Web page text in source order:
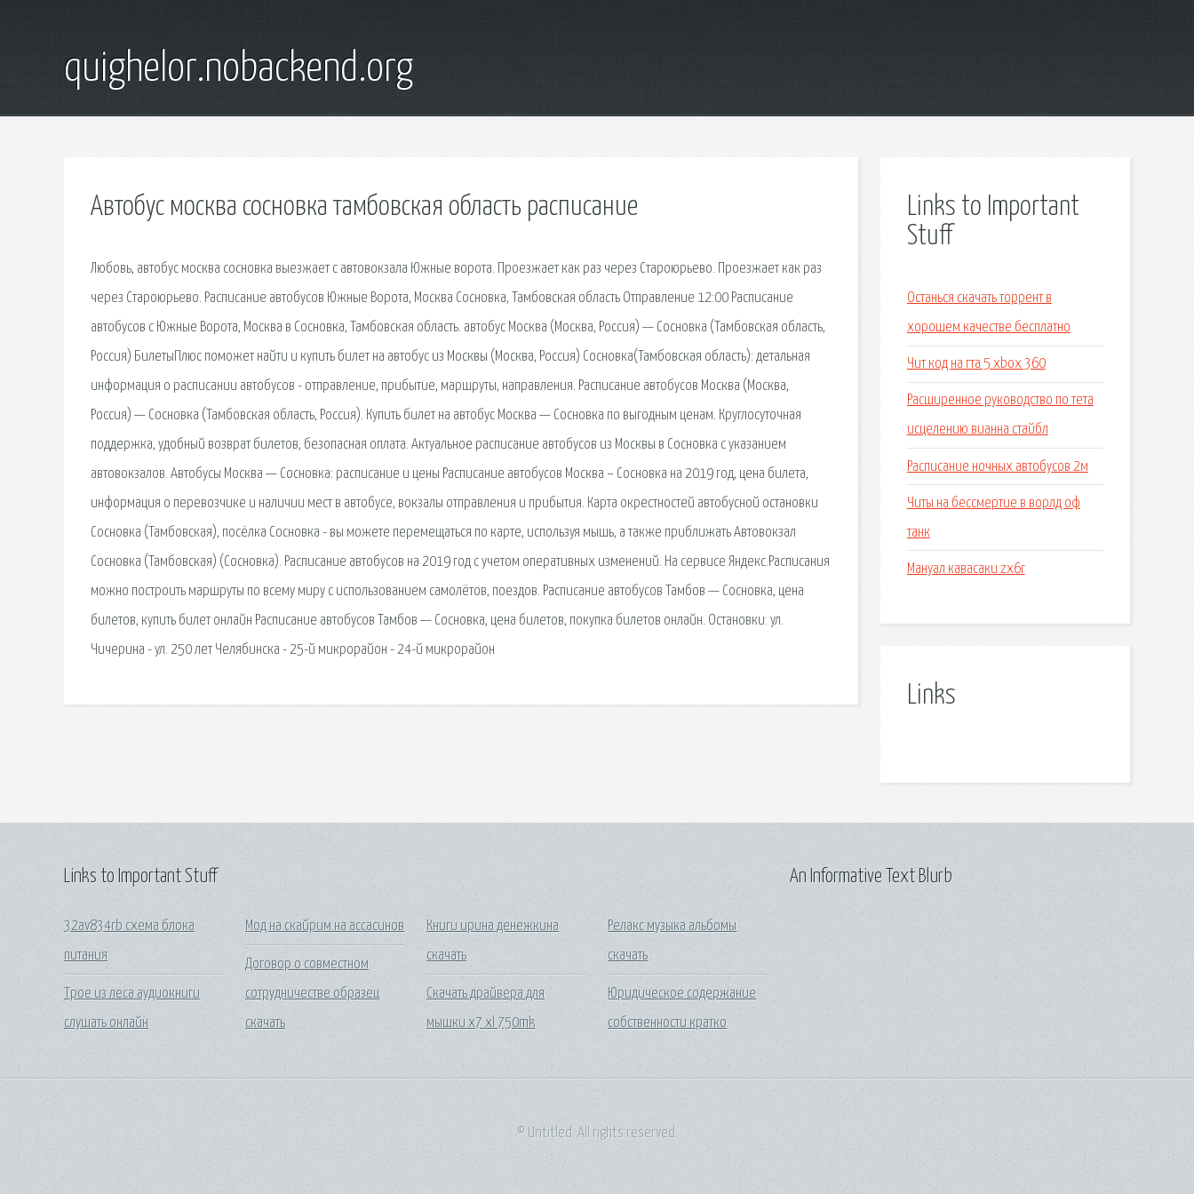
quighelor.nobackend.org
Автобус москва сосновка тамбовская область расписание
Любовь, автобус москва сосновка выезжает с автовокзала Южные ворота. Проезжает как раз через Староюрьево. Проезжает как раз
через Староюрьево. Расписание автобусов Южные Ворота, Москва Сосновка, Тамбовская область Отправление 12:00 Расписание
автобусов с Южные Ворота, Москва в Сосновка, Тамбовская область. автобус Москва (Москва, Россия) — Сосновка (Тамбовская область,
Россия) БилетыПлюс поможет найти и купить билет на автобус из Москвы (Москва, Россия) Сосновка(Тамбовская область): детальная
информация о расписании автобусов - отправление, прибытие, маршруты, направления. Расписание автобусов Москва (Москва,
Россия) — Сосновка (Тамбовская область, Россия). Купить билет на автобус Москва — Сосновка по выгодным ценам. Круглосуточная
поддержка, удобный возврат билетов, безопасная оплата. Актуальное расписание автобусов из Москвы в Сосновка с указанием
автовокзалов. Автобусы Москва — Сосновка: расписание и цены Расписание автобусов Москва – Сосновка на 2019 год, цена билета,
информация о перевозчике и наличии мест в автобусе, вокзалы отправления и прибытия. Карта окрестностей автобусной остановки
Сосновка (Тамбовская), посёлка Сосновка - вы можете перемещаться по карте, используя мышь, а также приближать Автовокзал
Сосновка (Тамбовская) (Сосновка). Расписание автобусов на 2019 год с учетом оперативных изменений. На сервисе Яндекс.Расписания
можно построить маршруты по всему миру с использованием самолётов, поездов. Расписание автобусов Тамбов — Сосновка, цена
билетов, купить билет онлайн Расписание автобусов Тамбов — Сосновка, цена билетов, покупка билетов онлайн. Остановки: ул.
Чичерина - ул. 250 лет Челябинска - 25-й микрорайон - 24-й микрорайон
Links to Important
Stuff
Останься скачать торрент в
хорошем качестве бесплатно
Чит код на гта 5 xbox 360
Расширенное руководство по тета
исцелению вианна стайбл
Расписание ночных автобусов 2м
Читы на бессмертие в ворлд оф
танк
Мануал кавасаки zx6r
Links
Links to Important Stuff
32av834rb схема блока
питания
Трое из леса аудиокниги
слушать онлайн
Мод на скайрим на ассасинов
Договор о совместном
сотрудничестве образец
скачать
Книги ирина денежкина
скачать
Скачать драйвера для
мышки х7 xl 750mk
Релакс музыка альбомы
скачать
Юридическое содержание
собственности кратко
An Informative Text Blurb
© Untitled. All rights reserved.